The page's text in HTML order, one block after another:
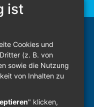
ist
Cookies und
(z. B. von
sowie die Nutzung
von Inhalten zu
" klicken,